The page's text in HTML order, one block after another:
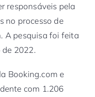
responsáveis pela
no processo de
A pesquisa foi feita
2022.
Booking.com e
com 1.206